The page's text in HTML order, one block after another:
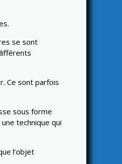
se sont
Ce sont parfois
sous forme
technique qui
l’objet